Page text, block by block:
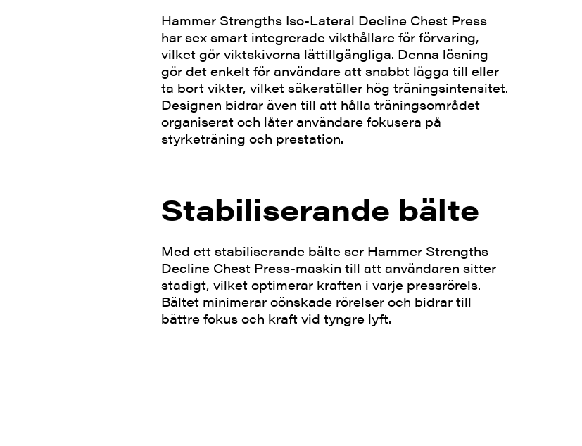
Hammer Strengths Iso-Lateral Decline Chest Press
har sex smart integrerade vikthållare för förvaring,
vilket gör viktskivorna lättillgängliga. Denna lösning
gör det enkelt för användare att snabbt lägga till eller
ta bort vikter, vilket säkerställer hög träningsintensitet.
Designen bidrar även till att hålla träningsområdet
organiserat och låter användare fokusera på
styrketräning och prestation.
Stabiliserande bälte
Med ett stabiliserande bälte ser Hammer Strengths
Decline Chest Press-maskin till att användaren sitter
stadigt, vilket optimerar kraften i varje pressrörels.
Bältet minimerar oönskade rörelser och bidrar till
bättre fokus och kraft vid tyngre lyft.